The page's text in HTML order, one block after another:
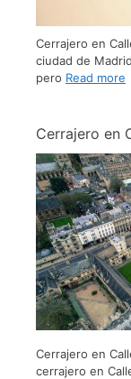
Cerrajero en
ciudad de
pero Read more
Cerrajero en
Cerrajero en
cerrajero en